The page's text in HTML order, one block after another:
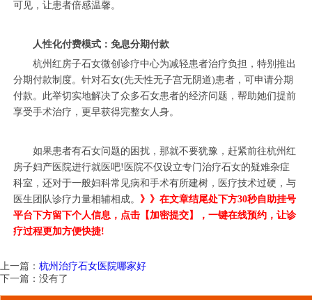
可见，让患者倍感温馨。
人性化付费模式：免息分期付款
杭州红房子石女微创诊疗中心为减轻患者治疗负担，特别推出
分期付款制度。针对石女(先天性无子宫无阴道)患者，可申请分期
付款。此举切实地解决了众多石女患者的经济问题，帮助她们提前
享受手术治疗，更早获得完整女人身。
如果患者有石女问题的困扰，那就不要犹豫，赶紧前往杭州红
房子妇产医院进行就医吧!医院不仅设立专门治疗石女的疑难杂症
科室，还对于一般妇科常见病和手术有所建树，医疗技术过硬，与
医生团队诊疗力量相辅相成。 》》在文章结尾处下方30秒自助挂号
平台下方留下个人信息，点击【加密提交】，一键在线预约，让诊
疗过程更加方便快捷!
上一篇： 杭州治疗石女医院哪家好
下一篇：没有了